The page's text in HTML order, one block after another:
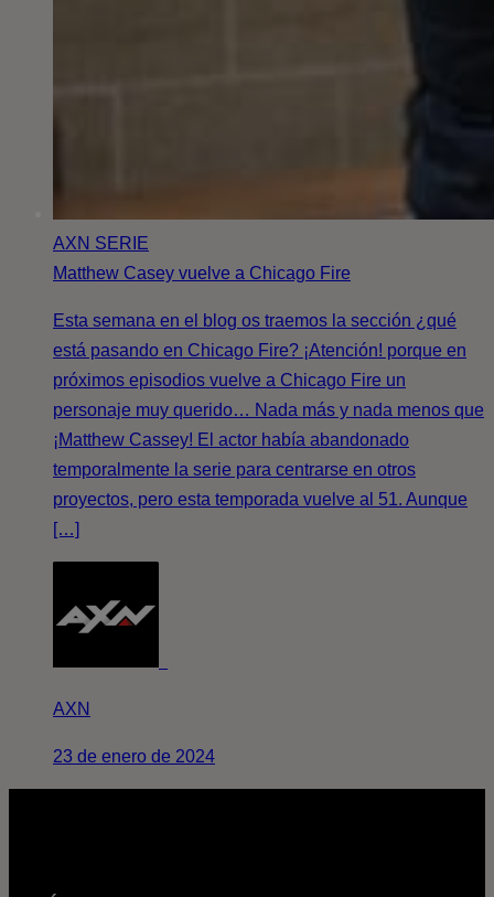
AXN SERIE
Matthew Casey vuelve a Chicago Fire
Esta semana en el blog os traemos la sección ¿qué
está pasando en Chicago Fire? ¡Atención! porque en
próximos episodios vuelve a Chicago Fire un
personaje muy querido… Nada más y nada menos que
¡Matthew Cassey! El actor había abandonado
temporalmente la serie para centrarse en otros
proyectos, pero esta temporada vuelve al 51. Aunque
[…]
AXN
23 de enero de 2024